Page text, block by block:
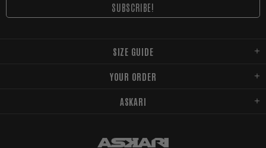
SIZE GUIDE
YOUR ORDER
ASKARI